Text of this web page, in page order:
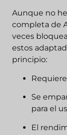
Aunque no
completa de
veces
estos
principio:
Se
para el
El